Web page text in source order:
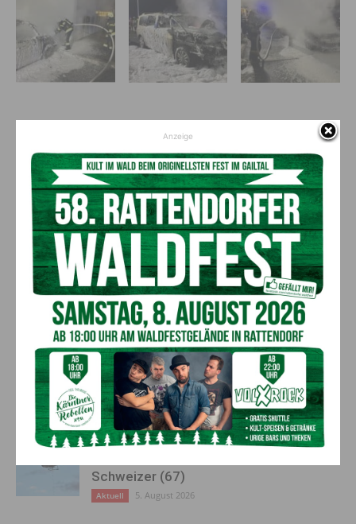
Christbaumbasar
Nächster Artikel
Infektionen rekordverdächtig
hoch: Heftige Grippe­welle
AKTUELLES
Kirchtag in St. Lorenzen
Aktuell 6. August 2026
50 Liter Kraftstoff ausgetreten:
Feuerwehreinsatz in Möderndorf
Aktuell 5. August 2026
Großeinsatz in Arnoldstein:
Schweizer (67)
Aktuell 5. August 2026
Anzeige